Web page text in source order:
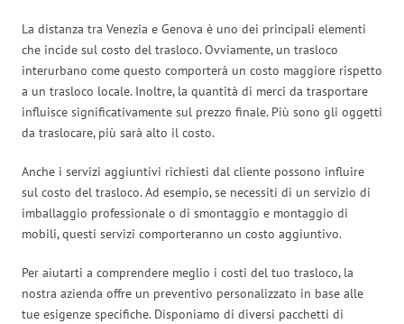
La distanza tra Venezia e Genova è uno dei principali elementi
che incide sul costo del trasloco. Ovviamente, un trasloco
interurbano come questo comporterà un costo maggiore rispetto
a un trasloco locale. Inoltre, la quantità di merci da trasportare
influisce significativamente sul prezzo finale. Più sono gli oggetti
da traslocare, più sarà alto il costo.
Anche i servizi aggiuntivi richiesti dal cliente possono influire
sul costo del trasloco. Ad esempio, se necessiti di un servizio di
imballaggio professionale o di smontaggio e montaggio di
mobili, questi servizi comporteranno un costo aggiuntivo.
Per aiutarti a comprendere meglio i costi del tuo trasloco, la
nostra azienda offre un preventivo personalizzato in base alle
tue esigenze specifiche. Disponiamo di diversi pacchetti di